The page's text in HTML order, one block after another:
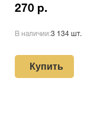
270 р.
В наличии:3 134 шт.
Купить